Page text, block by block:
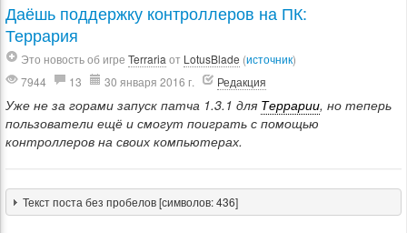
Даёшь поддержку контроллеров на ПК:
Террария
Это новость об игре Terraria от LotusBlade (источник)
7944
13 30 января 2016 г. Редакция
Уже не за горами запуск патча 1.3.1 для Террарии, но теперь
пользователи ещё и смогут поиграть с помощью
контроллеров на своих компьютерах.
Текст поста без пробелов [символов: 436]